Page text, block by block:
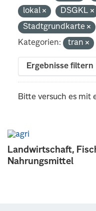
Landwirtschaft,
Nahrungsmittel
lokal
DSGKL
Stadtgrundkarte
Kategorien:
tran
Ergebnisse filtern
Bitte versuch es mit